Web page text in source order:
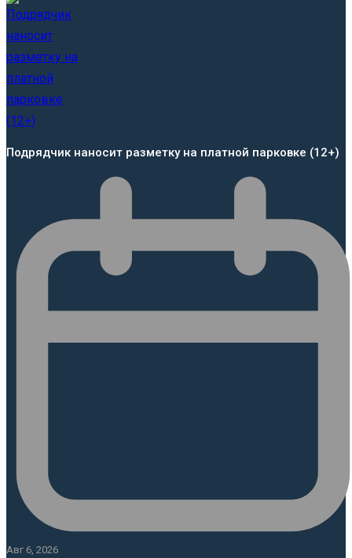
Подрядчик наносит разметку на платной парковке (12+)
Авг 6, 2026